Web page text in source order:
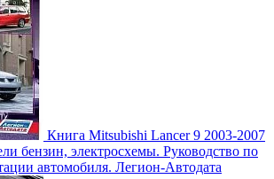
Книга Mitsubishi Lancer 9 2003-2007
бензин, электросхемы. Руководство по
автомобиля. Легион-Aвтодата